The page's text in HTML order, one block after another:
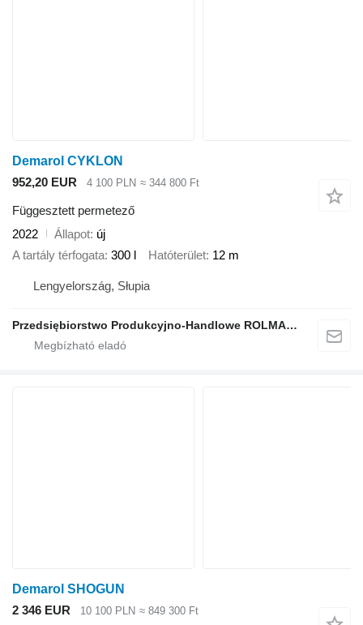
Demarol CYKLON
952,20 EUR
4 100 PLN ≈ 344 800 Ft
Függesztett permetező
2022
Állapot új
A tartály térfogata 300 l Hatóterület 12 m
Lengyelország, Słupia
Przedsiębiorstwo Produkcyjno-Handlowe ROLMAPOL Marcin Dziekan
Demarol SHOGUN
2 346 EUR
10 100 PLN ≈ 849 300 Ft